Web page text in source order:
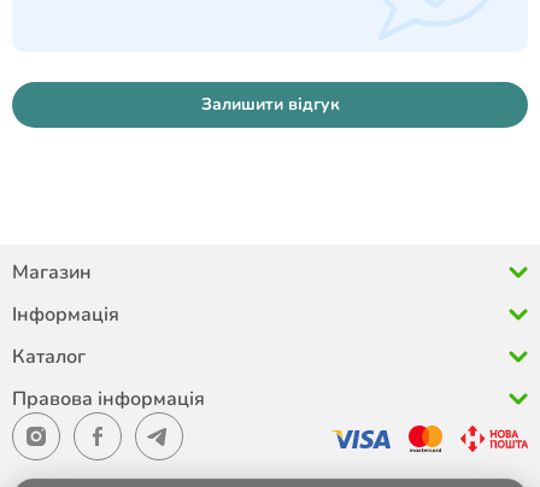
Залишити відгук
Магазин
Інформація
Каталог
Правова інформація